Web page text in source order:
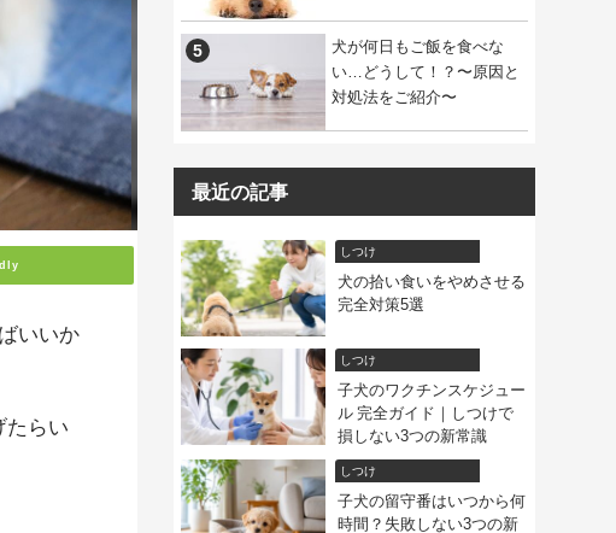
いいか
たらい
犬が何日もご飯を食べな
い…どうして！？〜原因と
対処法をご紹介〜
最近の記事
しつけ
犬の拾い食いをやめさせる
完全対策5選
しつけ
子犬のワクチンスケジュー
ル 完全ガイド｜しつけで
損しない3つの新常識
しつけ
子犬の留守番はいつから何
時間？失敗しない3つの新